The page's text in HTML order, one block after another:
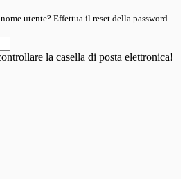
utente? Effettua il reset della password
la casella di posta elettronica!